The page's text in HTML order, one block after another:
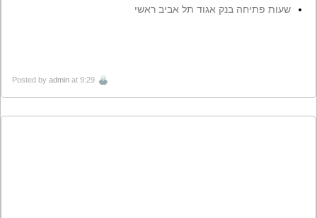
שעות פתיחה בנק אגוד תל אביב ראשי
Posted by admin at 9:29